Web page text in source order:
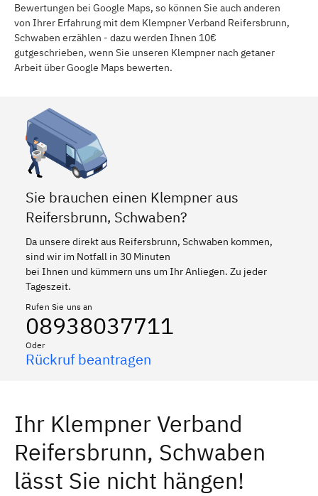
Bewertungen bei Google Maps, so können Sie auch anderen
von Ihrer Erfahrung mit dem Klempner Verband Reifersbrunn,
Schwaben erzählen - dazu werden Ihnen 10€
gutgeschrieben, wenn Sie unseren Klempner nach getaner
Arbeit über Google Maps bewerten.
Sie brauchen einen Klempner aus
Reifersbrunn, Schwaben?
Da unsere direkt aus Reifersbrunn, Schwaben kommen,
sind wir im Notfall in 30 Minuten
bei Ihnen und kümmern uns um Ihr Anliegen. Zu jeder
Tageszeit.
Rufen Sie uns an
08938037711
Oder
Rückruf beantragen
Ihr Klempner Verband
Reifersbrunn, Schwaben
lässt Sie nicht hängen!